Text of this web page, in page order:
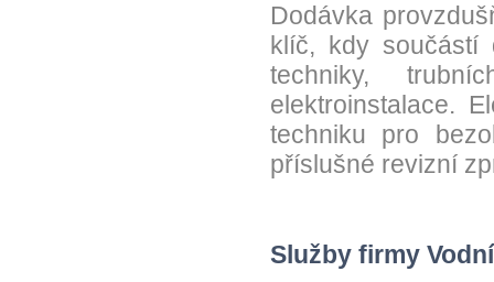
Dodávka
klíč, kdy součástí
techniky,
elektroinstalace.
techniku pro
příslušné revizní
Služby firmy